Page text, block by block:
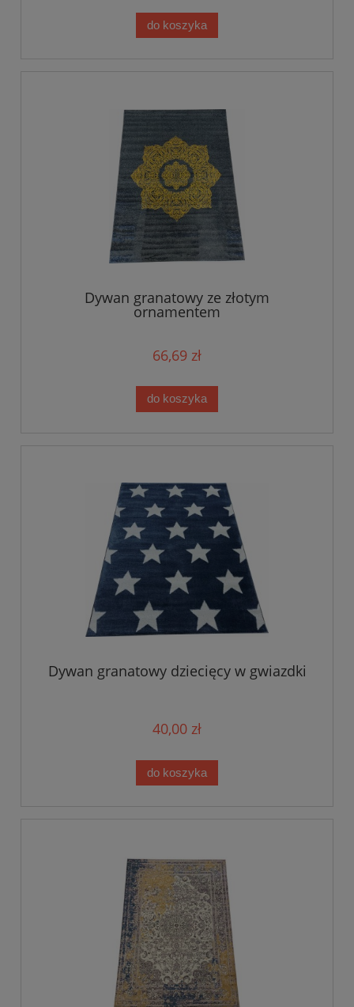
do koszyka
Dywan granatowy ze złotym
ornamentem
66,69 zł
do koszyka
Dywan granatowy dziecięcy w gwiazdki
40,00 zł
do koszyka